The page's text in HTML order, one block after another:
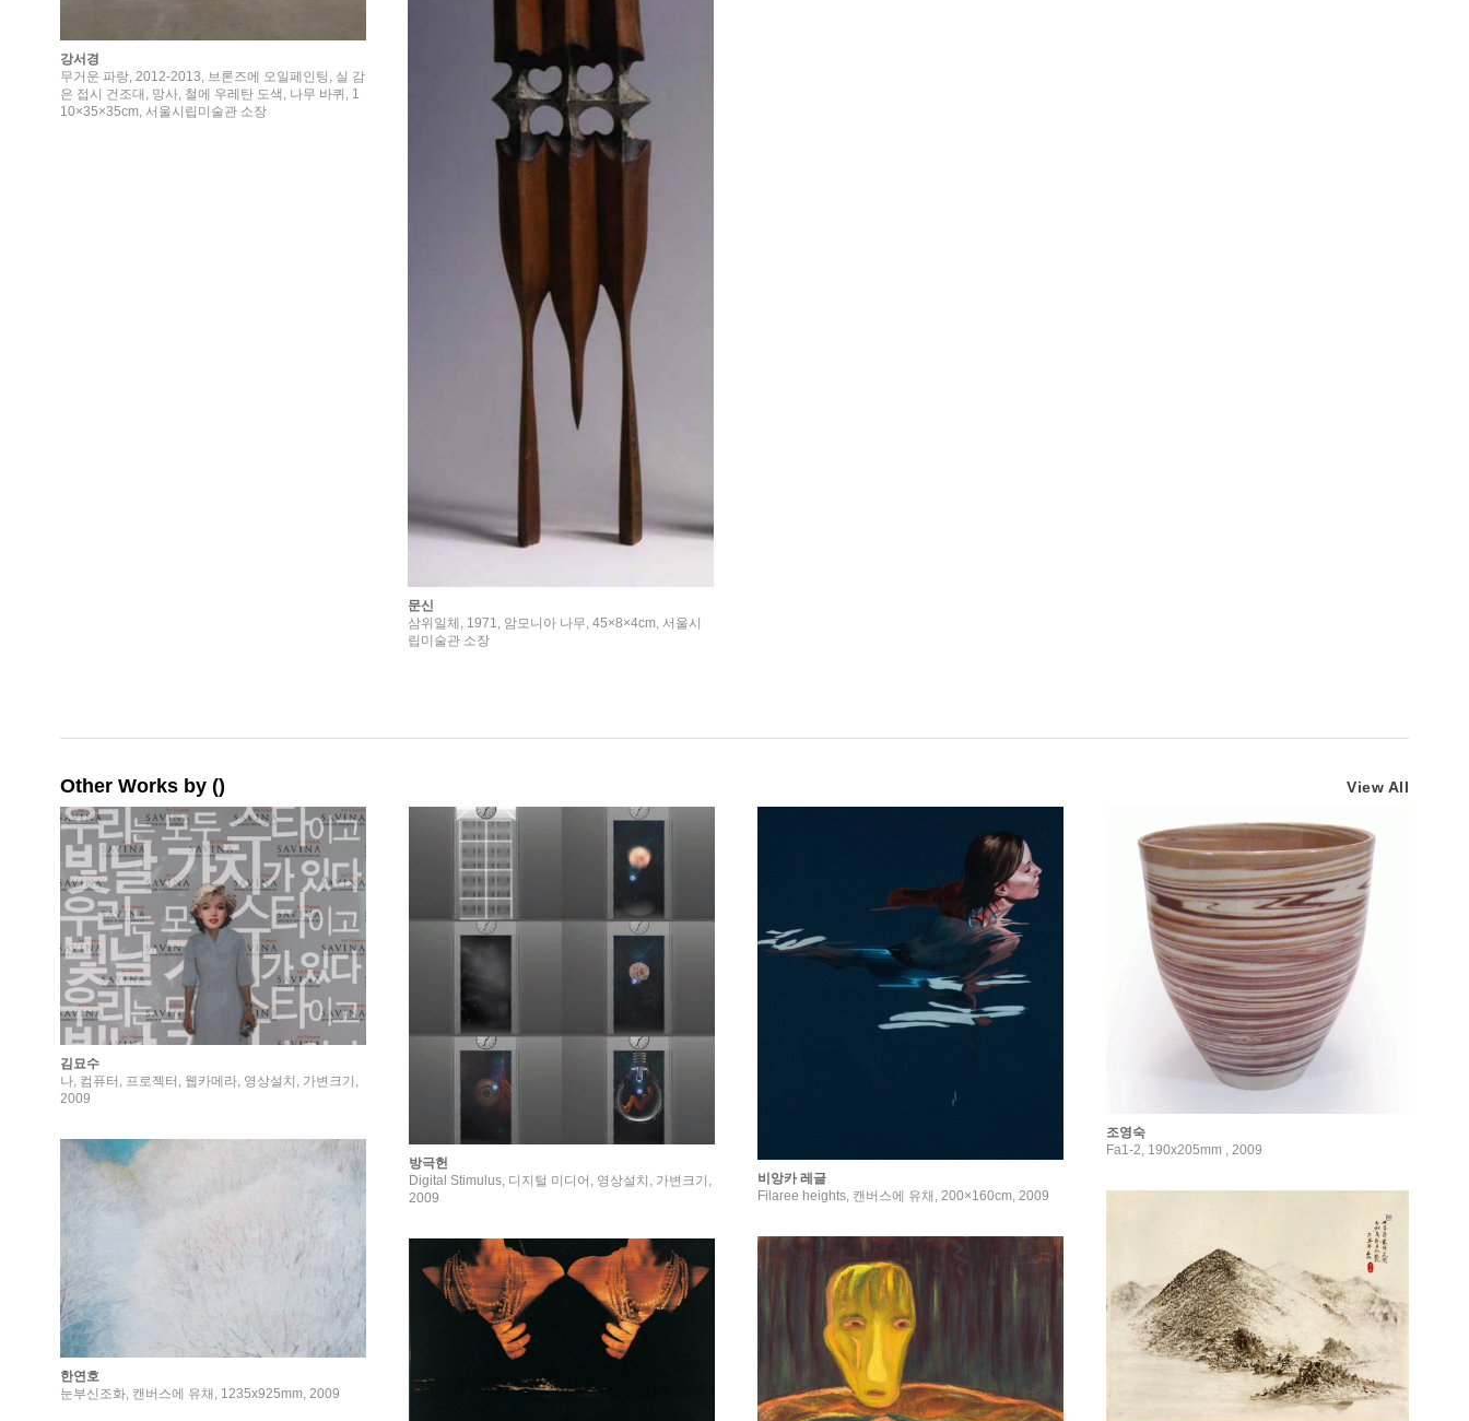
강서경
무거운 파랑, 2012-2013, 브론즈에 오일페인팅, 실 감
은 접시 건조대, 망사, 철에 우레탄 도색, 나무 바퀴, 1
10×35×35cm, 서울시립미술관 소장
문신
삼위일체, 1971, 암모니아 나무, 45×8×4cm, 서울시
립미술관 소장
Other Works by () View All
김묘수
나, 컴퓨터, 프로젝터, 웹카메라, 영상설치, 가변크기,
2009
방극헌
Digital Stimulus, 디지털 미디어, 영상설치, 가변크기,
2009
비앙카 레글
Filaree heights, 캔버스에 유채, 200×160cm, 2009
조영숙
Fa1-2, 190x205mm , 2009
한연호
눈부신조화, 캔버스에 유채, 1235x925mm, 2009